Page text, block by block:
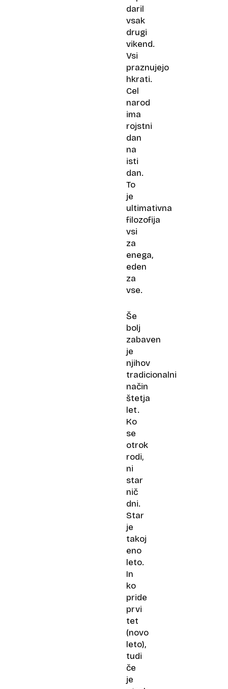
daril
vsak
drugi
vikend.
Vsi
praznujejo
hkrati.
Cel
narod
ima
rojstni
dan
na
isti
dan.
To
je
ultimativna
filozofija
vsi
za
enega,
eden
za
vse.
Še
bolj
zabaven
je
njihov
tradicionalni
način
štetja
let.
Ko
se
otrok
rodi,
ni
star
nič
dni.
Star
je
takoj
eno
leto.
In
ko
pride
prvi
tet
(novo
leto),
tudi
če
je